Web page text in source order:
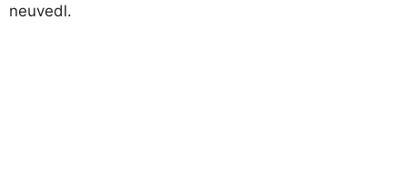
neuvedl.